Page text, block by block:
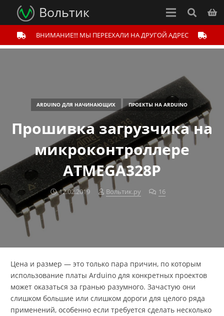
Вольтик
ВНИМАНИЕ!!! МЫ ПЕРЕЕХАЛИ НА ДРУГОЙ АДРЕС
Прошивка загрузчика на
микроконтроллере
ATMEGA328P
12.02.2019 Вольтик.ру
ARDUINO ДЛЯ НАЧИНАЮЩИХ ПРОЕКТЫ НА ARDUINO
16комментариев
Цена и размер — это только пара причин, по которым
использование платы Arduino для конкретных проектов
может оказаться за гранью разумного. Зачастую они
слишком большие или слишком дороги для целого ряда
применений, особенно если требуется сделать несколько